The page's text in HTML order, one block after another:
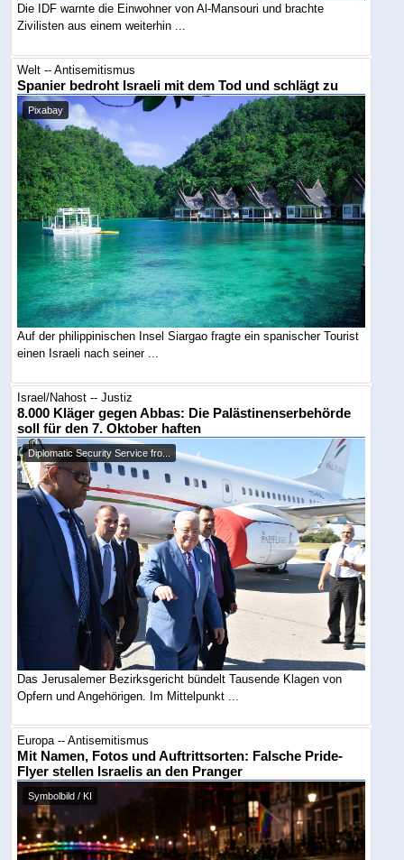
Die IDF warnte die Einwohner von Al-Mansouri und brachte
Zivilisten aus einem weiterhin ...
Welt -- Antisemitismus
Spanier bedroht Israeli mit dem Tod und schlägt zu
Pixabay
Auf der philippinischen Insel Siargao fragte ein spanischer Tourist
einen Israeli nach seiner ...
Israel/Nahost -- Justiz
8.000 Kläger gegen Abbas: Die Palästinenserbehörde
soll für den 7. Oktober haften
Diplomatic Security Service fro...
Das Jerusalemer Bezirksgericht bündelt Tausende Klagen von
Opfern und Angehörigen. Im Mittelpunkt ...
Europa -- Antisemitismus
Mit Namen, Fotos und Auftrittsorten: Falsche Pride-
Flyer stellen Israelis an den Pranger
Symbolbild / KI